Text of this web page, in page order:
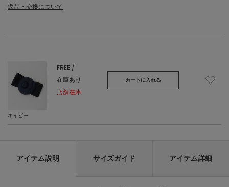
返品・交換について
ネイビー
FREE /
在庫あり
店舗在庫
カートに入れる
アイテム説明 サイズガイド アイテム詳細